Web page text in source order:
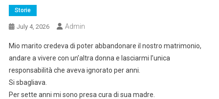
Storie
July 4, 2026 Admin
Mio marito credeva di poter abbandonare il nostro matrimonio,
andare a vivere con un’altra donna e lasciarmi l’unica
responsabilità che aveva ignorato per anni.
Si sbagliava.
Per sette anni mi sono presa cura di sua madre.